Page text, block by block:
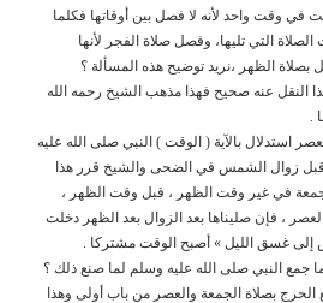
وقت واحد لأنه لا فصل بين أوقاتها فكلما
التي تليها، وفصل صلاة الفجر لأنها
بصلاة الظهر ،نريد توضيح هذه المسألة ؟
النقل عنه صحيح فهذا مذهب الشيخ رحمه الله
استدلال بالآية ( الوقت ) النبي صلى الله عليه
زوال الشمس في الضحى والشيخ قرر هذا
في غير وقت الظهر ، قبل وقت الظهر ،
، فإن صليناها بعد الزوال بعد الظهر دخلت
غسق الليل » أصبح الوقت مشتركا .
النبي صلى الله عليه وسلم لما صنع ذلك ؟
الحرج بصلاة الجمعة والعصر من باب أولى وهذا